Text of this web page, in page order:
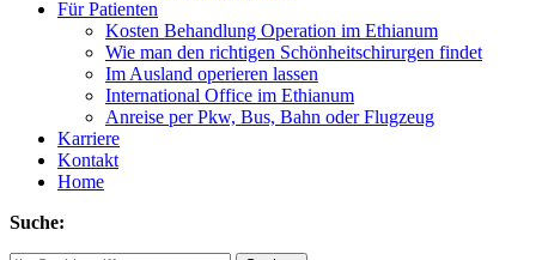
Für Patienten
Kosten Behandlung Operation im Ethianum
Wie man den richtigen Schönheitschirurgen findet
Im Ausland operieren lassen
International Office im Ethianum
Anreise per Pkw, Bus, Bahn oder Flugzeug
Karriere
Kontakt
Home
Suche: